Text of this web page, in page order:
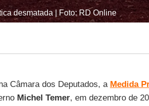
desmatada | Foto: RD Online
Câmara dos Deputados, a Medida
Michel Temer, em dezembro de